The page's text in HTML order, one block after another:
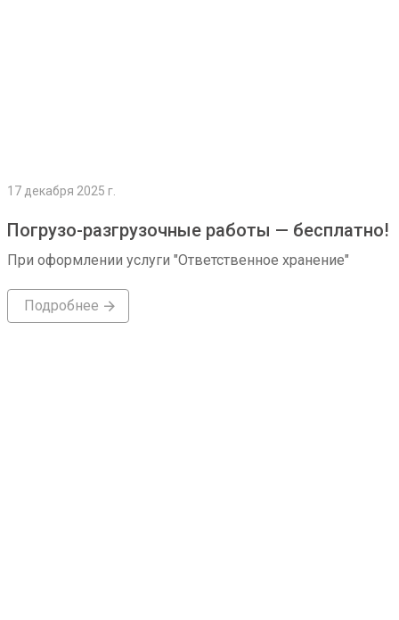
17 декабря 2025 г.
Погрузо-разгрузочные работы — бесплатно!
При оформлении услуги "Ответственное хранение"
Подробнее